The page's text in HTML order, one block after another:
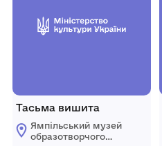
Тасьма вишита
Ямпільський музей
образотворчого